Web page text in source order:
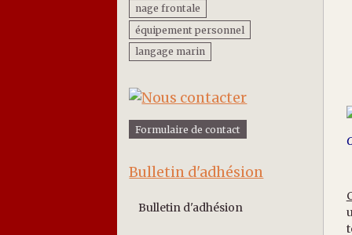
nage frontale
équipement personnel
langage marin
Formulaire de contact
Bulletin d'adhésion
Bulletin d'adhésion